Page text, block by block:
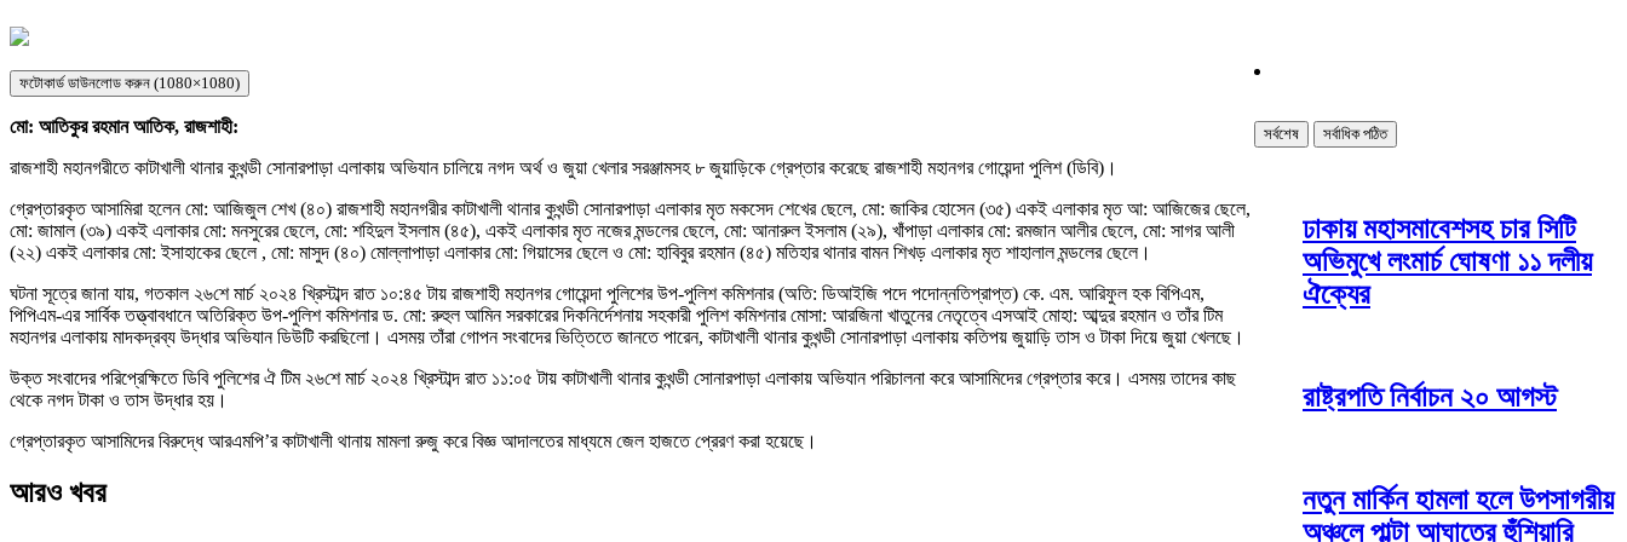
ফটোকার্ড ডাউনলোড করুন (1080×1080)
মো: আতিকুর রহমান আতিক, রাজশাহী:
রাজশাহী মহানগরীতে কাটাখালী থানার কুখন্ডী সোনারপাড়া এলাকায় অভিযান চালিয়ে নগদ অর্থ ও জুয়া খেলার সরঞ্জামসহ ৮ জুয়াড়িকে গ্রেপ্তার করেছে রাজশাহী মহানগর গোয়েন্দা পুলিশ (ডিবি)।
গ্রেপ্তারকৃত আসামিরা হলেন মো: আজিজুল শেখ (৪০) রাজশাহী মহানগরীর কাটাখালী থানার কুখন্ডী সোনারপাড়া এলাকার মৃত মকসেদ শেখের ছেলে, মো: জাকির হোসেন (৩৫) একই এলাকার মৃত আ: আজিজের ছেলে,
মো: জামাল (৩৯) একই এলাকার মো: মনসুরের ছেলে, মো: শহিদুল ইসলাম (৪৫), একই এলাকার মৃত নজের মন্ডলের ছেলে, মো: আনারুল ইসলাম (২৯), খাঁপাড়া এলাকার মো: রমজান আলীর ছেলে, মো: সাগর আলী
(২২) একই এলাকার মো: ইসাহাকের ছেলে , মো: মাসুদ (৪০) মোল্লাপাড়া এলাকার মো: গিয়াসের ছেলে ও মো: হাবিবুর রহমান (৪৫) মতিহার থানার বামন শিখড় এলাকার মৃত শাহালাল মন্ডলের ছেলে।
ঘটনা সূত্রে জানা যায়, গতকাল ২৬শে মার্চ ২০২৪ খ্রিস্টাব্দ রাত ১০:৪৫ টায় রাজশাহী মহানগর গোয়েন্দা পুলিশের উপ-পুলিশ কমিশনার (অতি: ডিআইজি পদে পদোন্নতিপ্রাপ্ত) কে. এম. আরিফুল হক বিপিএম,
পিপিএম-এর সার্বিক তত্ত্বাবধানে অতিরিক্ত উপ-পুলিশ কমিশনার ড. মো: রুহুল আমিন সরকারের দিকনির্দেশনায় সহকারী পুলিশ কমিশনার মোসা: আরজিনা খাতুনের নেতৃত্বে এসআই মোহা: আব্দুর রহমান ও তাঁর টিম
মহানগর এলাকায় মাদকদ্রব্য উদ্ধার অভিযান ডিউটি করছিলো। এসময় তাঁরা গোপন সংবাদের ভিত্তিতে জানতে পারেন, কাটাখালী থানার কুখন্ডী সোনারপাড়া এলাকায় কতিপয় জুয়াড়ি তাস ও টাকা দিয়ে জুয়া খেলছে।
উক্ত সংবাদের পরিপ্রেক্ষিতে ডিবি পুলিশের ঐ টিম ২৬শে মার্চ ২০২৪ খ্রিস্টাব্দ রাত ১১:০৫ টায় কাটাখালী থানার কুখন্ডী সোনারপাড়া এলাকায় অভিযান পরিচালনা করে আসামিদের গ্রেপ্তার করে। এসময় তাদের কাছ
থেকে নগদ টাকা ও তাস উদ্ধার হয়।
গ্রেপ্তারকৃত আসামিদের বিরুদ্ধে আরএমপি’র কাটাখালী থানায় মামলা রুজু করে বিজ্ঞ আদালতের মাধ্যমে জেল হাজতে প্রেরণ করা হয়েছে।
আরও খবর
সর্বশেষ সর্বাধিক পঠিত
ঢাকায় মহাসমাবেশসহ চার সিটি
অভিমুখে লংমার্চ ঘোষণা ১১ দলীয়
ঐক্যের
রাষ্ট্রপতি নির্বাচন ২০ আগস্ট
নতুন মার্কিন হামলা হলে উপসাগরীয়
অঞ্চলে পাল্টা আঘাতের হুঁশিয়ারি